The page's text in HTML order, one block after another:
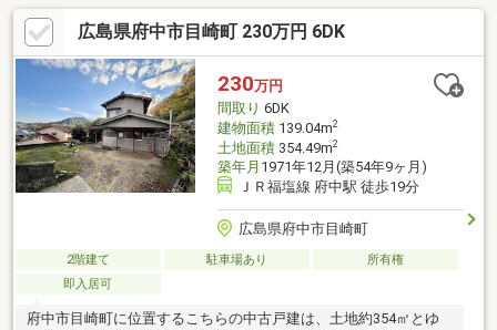
便利です♪ ◆静かで落ち着いた住環境！ゆったりとした暮らしを
叶える府中市元町の邸宅です(^^)
広島県府中市目崎町 230万円 6DK
230万円
間取り 6DK
建物面積139.04m2
土地面積354.49m2
築年月 1971年12月(築54年9ヶ月)
ＪＲ福塩線 府中駅 徒歩19分
広島県府中市目崎町
2階建て 駐車場あり
所有権
即入居可
府中市目崎町に位置するこちらの中古戸建は、土地約354㎡とゆ